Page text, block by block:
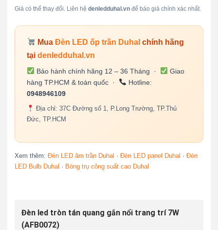
Giá có thể thay đổi. Liên hệ denledduhal.vnđể báo giá chính xác nhất.
MuaĐèn LED ốp trần Duhal chính hãng
tại denledduhal.vn
Bảo hành chính hãng 12 – 36 Tháng ·
Giao
hàng TP.HCM & toàn quốc ·
Hotline:
0948946109
Địa chỉ: 37C Đường số 1, P.Long Trường, TP.Thủ
Đức, TP.HCM
Xem thêm: Đèn LED âm trần Duhal · Đèn LED panel Duhal · Đèn
LED Bulb Duhal · Bóng trụ công suất cao Duhal
Đèn led tròn tán quang gắn nổi trang trí 7W
(AFB0072)